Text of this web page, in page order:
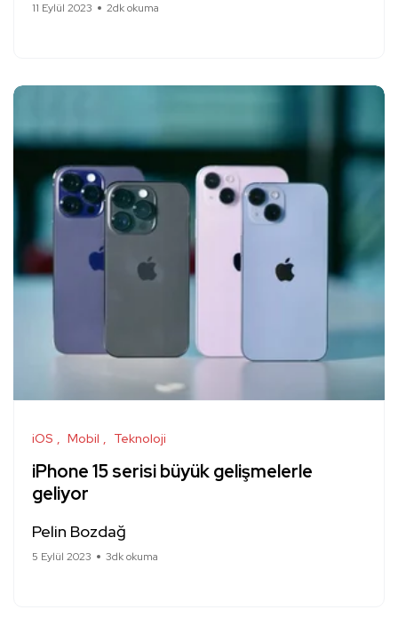
11 Eylül 2023 2dk okuma
iOS Mobil Teknoloji
iPhone 15 serisi büyük gelişmelerle
geliyor
Pelin Bozdağ
5 Eylül 2023 3dk okuma